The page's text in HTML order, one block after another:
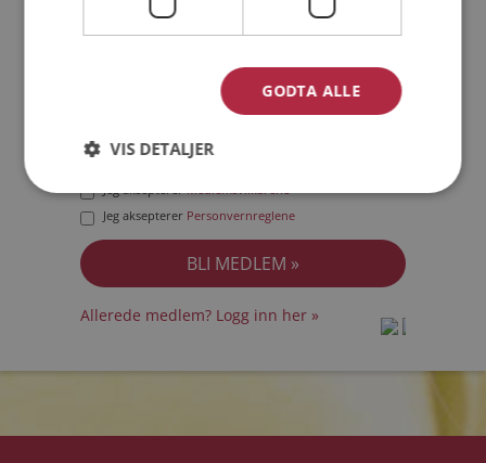
Jeg akseptererMedlemsvilkårene
Jeg aksepterer Personvernreglene
Allerede medlem? Logg inn her »
GODTA ALLE
VIS DETALJER